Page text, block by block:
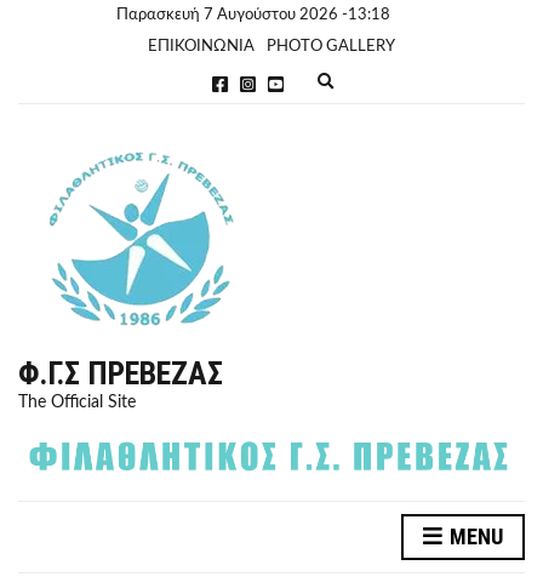
Παρασκευή 7 Αυγούστου 2026 -13:18
ΕΠΙΚΟΙΝΩΝΙΑ
PHOTO GALLERY
Φ.Γ.Σ ΠΡΈΒΕΖΑΣ
The Official Site
MENU